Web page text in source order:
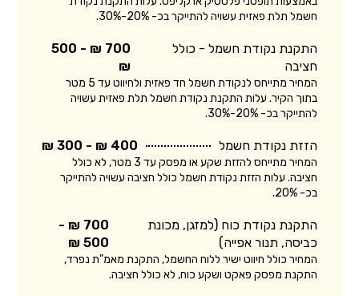
חשמל תלת פאזית עשויה להתייקר בכ- 20%-30%.
התקנת נקודת חשמל - כולל
חציבה
700 ₪ - 500
₪
המחיר מתייחס לנקודת חשמל חד פאזית ולחיווט עד 5 מטר
בתוך הקיר. עלות התקנת נקודת חשמל תלת פאזית עשויה
להתייקר בכ- 20%-30%.
הזזת נקודת חשמל 400 ₪ - 300 ₪
המחיר מתייחס להזזת שקע או מפסק עד 3 מטר, לא כולל
חציבה. עלות הזזת נקודת חשמל כולל חציבה עשויה להתייקר
בכ- 20%.
התקנת נקודת כוח (למזגן, מכונת
כביסה, תנור אפייה)
700 ₪ -
500 ₪
המחיר כולל חיווט ישיר ללוח החשמל, התקנת מאמ"ת נפרד,
התקנת מפסק פאקט ושקע כוח, לא כולל חציבה.